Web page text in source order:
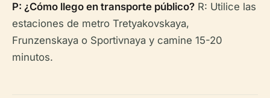
P: ¿Cómo llego en transporte público? R: Utilice las
estaciones de metro Tretyakovskaya,
Frunzenskaya o Sportivnaya y camine 15-20
minutos.